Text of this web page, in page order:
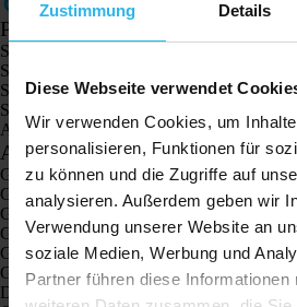
Zustimmung Details
Diese Webseite verwendet
Wir verwenden Cookies, um
personalisieren, Funktionen für
zu können und die Zugriffe auf
analysieren. Außerdem geben wir
Verwendung unserer Website an
soziale Medien, Werbung und
Partner führen diese
Produkte
Spotter GPS-Tracker X10
Spotter Senior GPS-Uhr
Spotter GPS-Uhr Explorer
Spotter GPS-Uhr für Kinder
Animal Spotter
Anwendungen
GPS-Tracker
GPS-Tracker für Kinder
GPS-Uhren für Kinder
GPS-Tracker für Katzen
GPS-Tracker für Hunde
GPS-tracker für dein Auto
Der GPS Tracker für Senioren mit SOS-Taste